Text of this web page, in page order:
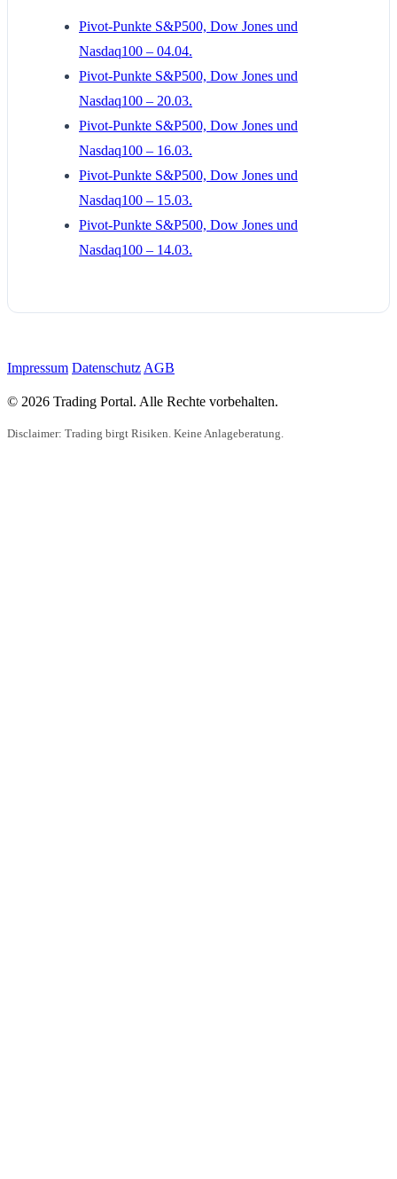
Pivot-Punkte S&P500, Dow Jones und
Nasdaq100 – 04.04.
Pivot-Punkte S&P500, Dow Jones und
Nasdaq100 – 20.03.
Pivot-Punkte S&P500, Dow Jones und
Nasdaq100 – 16.03.
Pivot-Punkte S&P500, Dow Jones und
Nasdaq100 – 15.03.
Pivot-Punkte S&P500, Dow Jones und
Nasdaq100 – 14.03.
Impressum Datenschutz AGB
© 2026 Trading Portal. Alle Rechte vorbehalten.
Disclaimer: Trading birgt Risiken. Keine Anlageberatung.